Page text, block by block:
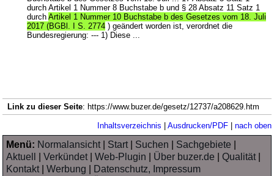
durch Artikel 1 Nummer 8 Buchstabe b und § 28 Absatz 11 Satz 1
durchArtikel 1 Nummer 10 Buchstabe b des Gesetzes vom 18. Juli
2017 (BGBl. I S. 2774 ) geändert worden ist, verordnet die
Bundesregierung: --- 1) Diese ...
Link zu dieser Seite: https://www.buzer.de/gesetz/12737/a208629.htm
Inhaltsverzeichnis Ausdrucken/PDF| nach oben
Menü: Normalansicht| Start| Suchen Sachgebiete
Aktuell
|Verkündet|Web-Plugin Über buzer.de |Qualität|
Kontakt|Werbung Datenschutz, Impressum